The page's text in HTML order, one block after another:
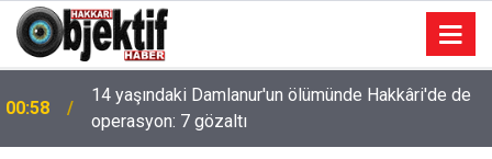
00:58
14 yaşındaki Damlanur'un ölümünde Hakkâri'de de
operasyon: 7 gözaltı